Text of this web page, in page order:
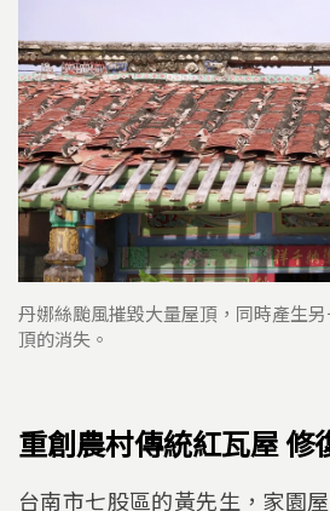
丹娜絲颱風摧毀大量屋頂，同時產生
頂的消失。
重創農村傳統紅瓦屋 修
台南市七股區的黃先生，家園